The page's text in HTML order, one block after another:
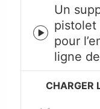
Episode
play
icon
Un
pistolet
pour
ligne